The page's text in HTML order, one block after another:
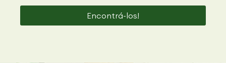
Encontrá-los!